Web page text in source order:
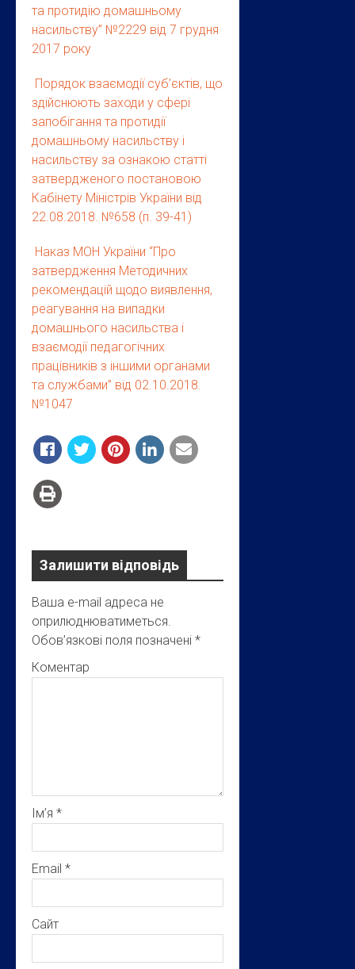
та протидію домашньому
насильству” №2229 від 7 грудня
2017 року
Порядок взаємодії суб’єктів, що
здійснюють заходи у сфері
запобігання та протидії
домашньому насильству і
насильству за ознакою статті
затвердженого постановою
Кабінету Міністрів України від
22.08.2018. №658 (п. 39-41)
Наказ МОН України “Про
затвердження Методичних
рекомендацій щодо виявлення,
реагування на випадки
домашнього насильства і
взаємодії педагогічних
працівників з іншими органами
та службами” від 02.10.2018.
№1047
Залишити відповідь
Ваша e-mail адреса не
оприлюднюватиметься.
Обов’язкові поля позначені *
Коментар
Ім’я *
Email *
Сайт